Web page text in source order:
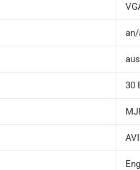
30
AVI